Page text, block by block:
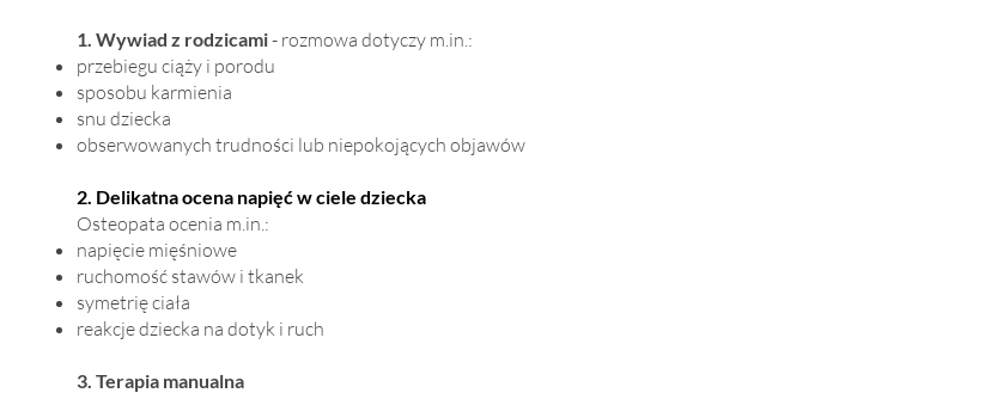
1. Wywiad z rodzicami- rozmowa dotyczy m.in.:
przebiegu ciąży i porodu
sposobu karmienia
snu dziecka
obserwowanych trudności lub niepokojących objawów
2. Delikatna ocena napięć w ciele dziecka
Osteopata ocenia m.in.:
napięcie mięśniowe
ruchomość stawów i tkanek
symetrię ciała
reakcje dziecka na dotyk i ruch
3. Terapia manualna